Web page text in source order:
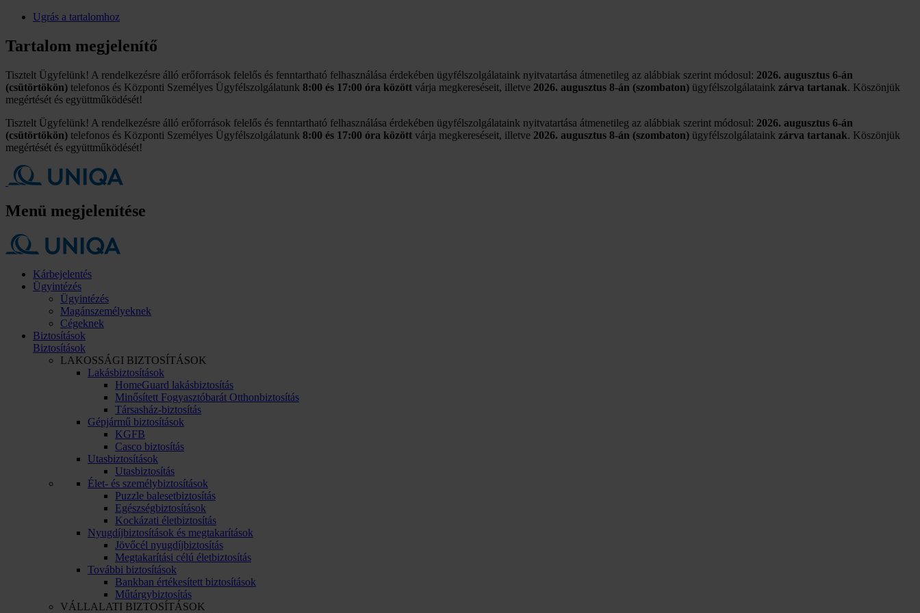
Ugrás a tartalomhoz
Tartalom megjelenítő
Tisztelt Ügyfelünk! A rendelkezésre álló erőforrások felelős és fenntartható felhasználása érdekében ügyfélszolgálataink nyitvatartása átmenetileg az alábbiak szerint módosul: 2026. augusztus 6-án
(csütörtökön) telefonos és Központi Személyes Ügyfélszolgálatunk 8:00 és 17:00 óra között várja megkereséseit, illetve 2026. augusztus 8-án (szombaton) ügyfélszolgálataink zárva tartanak. Köszönjük
megértését és együttműködését!
Tisztelt Ügyfelünk! A rendelkezésre álló erőforrások felelős és fenntartható felhasználása érdekében ügyfélszolgálataink nyitvatartása átmenetileg az alábbiak szerint módosul: 2026. augusztus 6-án
(csütörtökön) telefonos és Központi Személyes Ügyfélszolgálatunk 8:00 és 17:00 óra között várja megkereséseit, illetve 2026. augusztus 8-án (szombaton) ügyfélszolgálataink zárva tartanak. Köszönjük
megértését és együttműködését!
Menü megjelenítése
Kárbejelentés
Ügyintézés
Ügyintézés
Magánszemélyeknek
Cégeknek
Biztosítások
Biztosítások
LAKOSSÁGI BIZTOSÍTÁSOK
Lakásbiztosítások
HomeGuard lakásbiztosítás
Minősített Fogyasztóbarát Otthonbiztosítás
Társasház-biztosítás
Gépjármű biztosítások
KGFB
Casco biztosítás
Utasbiztosítások
Utasbiztosítás
Élet- és személybiztosítások
Puzzle balesetbiztosítás
Egészségbiztosítások
Kockázati életbiztosítás
Nyugdíjbiztosítások és megtakarítások
Jövőcél nyugdíjbiztosítás
Megtakarítási célú életbiztosítás
További biztosítások
Bankban értékesített biztosítások
Műtárgybiztosítás
VÁLLALATI BIZTOSÍTÁSOK